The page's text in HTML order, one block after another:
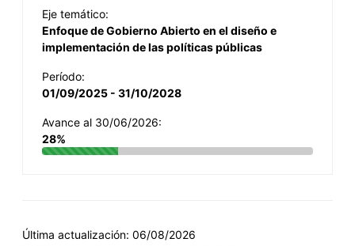
Eje temático:
Enfoque de Gobierno Abierto en el diseño e
implementación de las políticas públicas
Período:
01/09/2025 - 31/10/2028
Avance al 30/06/2026:
28%
Última actualización: 06/08/2026